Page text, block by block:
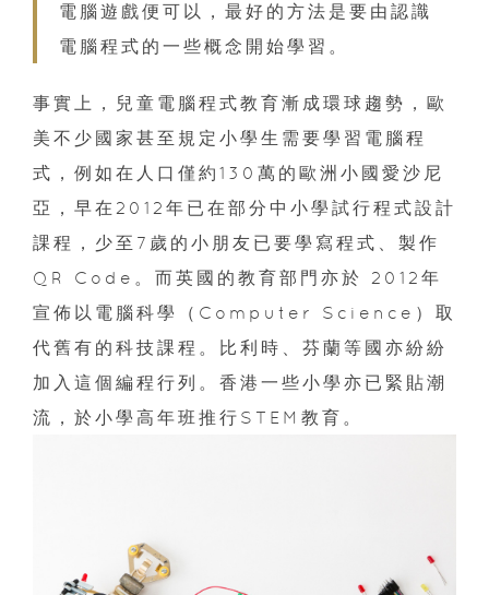
電腦遊戲便可以，最好的方法是要由認識
電腦程式的一些概念開始學習。
事實上，兒童電腦程式教育漸成環球趨勢，歐
美不少國家甚至規定小學生需要學習電腦程
式，例如在人口僅約130萬的歐洲小國愛沙尼
亞，早在2012年已在部分中小學試行程式設計
課程，少至7歲的小朋友已要學寫程式、製作
QR Code。而英國的教育部門亦於 2012年
宣佈以電腦科學（Computer Science）取
代舊有的科技課程。比利時、芬蘭等國亦紛紛
加入這個編程行列。香港一些小學亦已緊貼潮
流，於小學高年班推行STEM教育。